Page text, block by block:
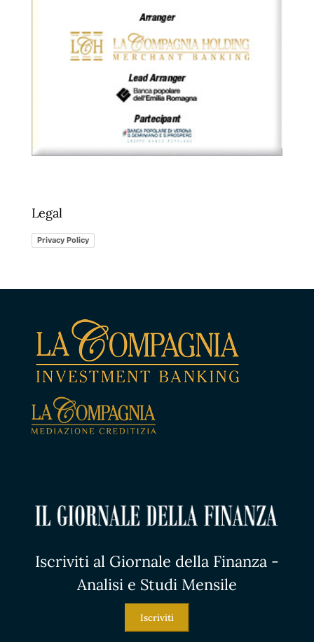
Legal
Privacy Policy
Iscriviti al Giornale della Finanza -
Analisi e Studi Mensile
Iscriviti